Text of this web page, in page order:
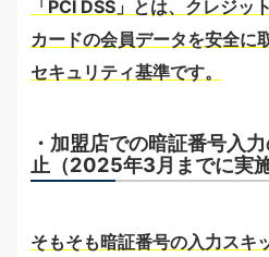
「PCI DSS」とは、クレジッ
カードの会員データを安全に
セキュリティ基準です。
・加盟店での暗証番号入
止（2025年3月までに実施
そもそも暗証番号の入力スキ